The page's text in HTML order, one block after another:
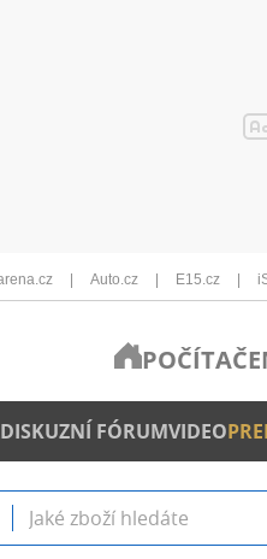
Auto.cz E15.cz
POČÍTAČE
DISKUZNÍ FÓRUMVIDEO